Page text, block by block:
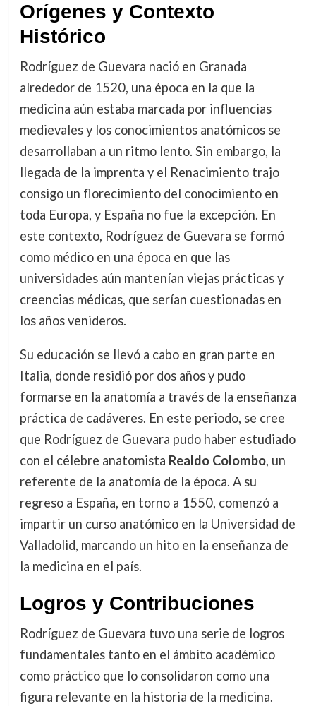
Orígenes y Contexto
Histórico
Rodríguez de Guevara nació en Granada
alrededor de 1520, una época en la que la
medicina aún estaba marcada por influencias
medievales y los conocimientos anatómicos se
desarrollaban a un ritmo lento. Sin embargo, la
llegada de la imprenta y el Renacimiento trajo
consigo un florecimiento del conocimiento en
toda Europa, y España no fue la excepción. En
este contexto, Rodríguez de Guevara se formó
como médico en una época en que las
universidades aún mantenían viejas prácticas y
creencias médicas, que serían cuestionadas en
los años venideros.
Su educación se llevó a cabo en gran parte en
Italia, donde residió por dos años y pudo
formarse en la anatomía a través de la enseñanza
práctica de cadáveres. En este periodo, se cree
que Rodríguez de Guevara pudo haber estudiado
con el célebre anatomista Realdo Colombo, un
referente de la anatomía de la época. A su
regreso a España, en torno a 1550, comenzó a
impartir un curso anatómico en la Universidad de
Valladolid, marcando un hito en la enseñanza de
la medicina en el país.
Logros y Contribuciones
Rodríguez de Guevara tuvo una serie de logros
fundamentales tanto en el ámbito académico
como práctico que lo consolidaron como una
figura relevante en la historia de la medicina.